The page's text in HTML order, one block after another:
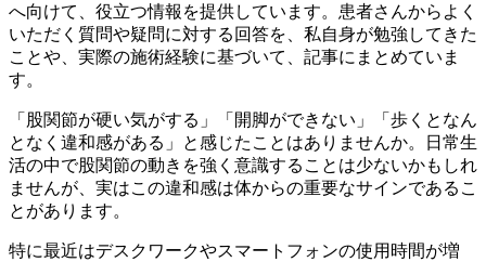
へ向けて、役立つ情報を提供しています。患者さんからよく
いただく質問や疑問に対する回答を、私自身が勉強してきた
ことや、実際の施術経験に基づいて、記事にまとめていま
す。
「股関節が硬い気がする」「開脚ができない」「歩くとなん
となく違和感がある」と感じたことはありませんか。日常生
活の中で股関節の動きを強く意識することは少ないかもしれ
ませんが、実はこの違和感は体からの重要なサインであるこ
とがあります。
特に最近はデスクワークやスマートフォンの使用時間が増